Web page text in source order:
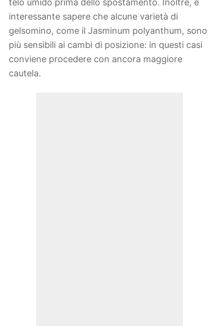
interessante sapere che alcune varietà di
gelsomino, come il Jasminum polyanthum, sono
più sensibili ai cambi di posizione: in questi casi
conviene procedere con ancora maggiore
cautela.